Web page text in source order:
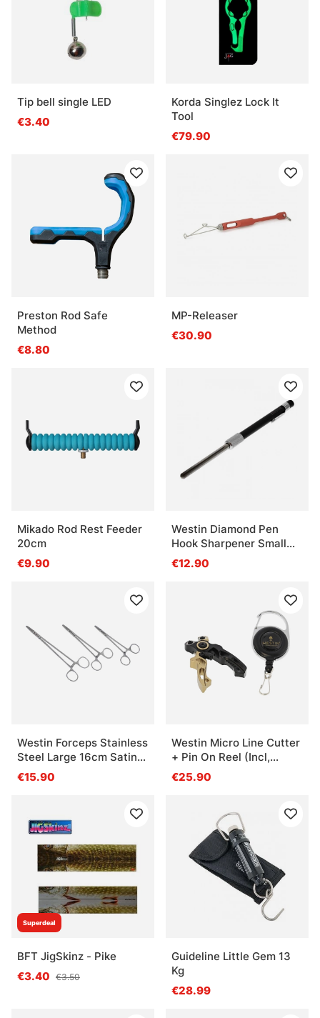
Qu’est-ce qu’un bon choix pour débuter ?
Tip bell single LED
€3.40
Korda Singlez Lock It
Tool
€79.90
Preston Rod Safe
Method
€8.80
MP-Releaser
€30.90
Mikado Rod Rest Feeder
20cm
€9.90
Westin Diamond Pen
Hook Sharpener Small
Black 13cm
€12.90
Westin Forceps Stainless
Steel Large 16cm Satin
Finish
€15.90
Westin Micro Line Cutter
+ Pin On Reel (Incl,
Spare Blades) S
2,5''/6,3cm Black Sand
€25.90
Superdeal
BFT JigSkinz - Pike
€3.40 €3.50
Guideline Little Gem 13
Kg
€28.99